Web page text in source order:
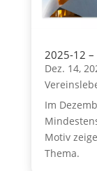
2025-12
Dez. 14,
Im
Motiv
Thema.